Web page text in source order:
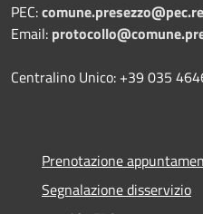
PEC:
Email:
Centralino Unico: +39 035
Prenotazione
Segnalazione disservizio